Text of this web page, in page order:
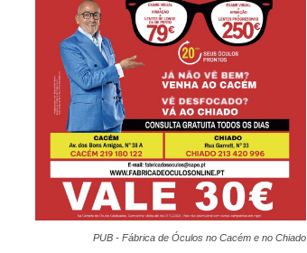
PUB - Fábrica de Óculos no Cacém e no Chiado